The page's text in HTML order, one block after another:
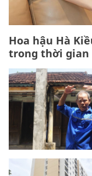
Hoa hậu Hà
trong thời gian